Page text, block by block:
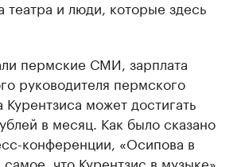
и люди, которые здесь
пермские СМИ, зарплата
руководителя пермского
Курентзиса может достигать
в месяц. Как было сказано
конференции, «Осипова в
что Курентзис в музыке».